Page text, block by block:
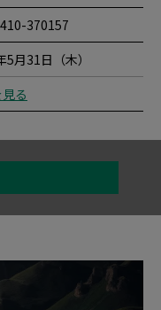
370157
5月31日（木）
る